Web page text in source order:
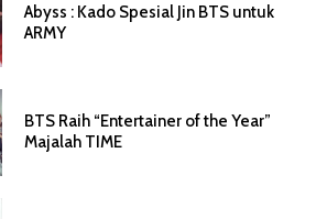
Abyss : Kado Spesial Jin BTS untuk
ARMY
BTS Raih “Entertainer of the Year”
Majalah TIME